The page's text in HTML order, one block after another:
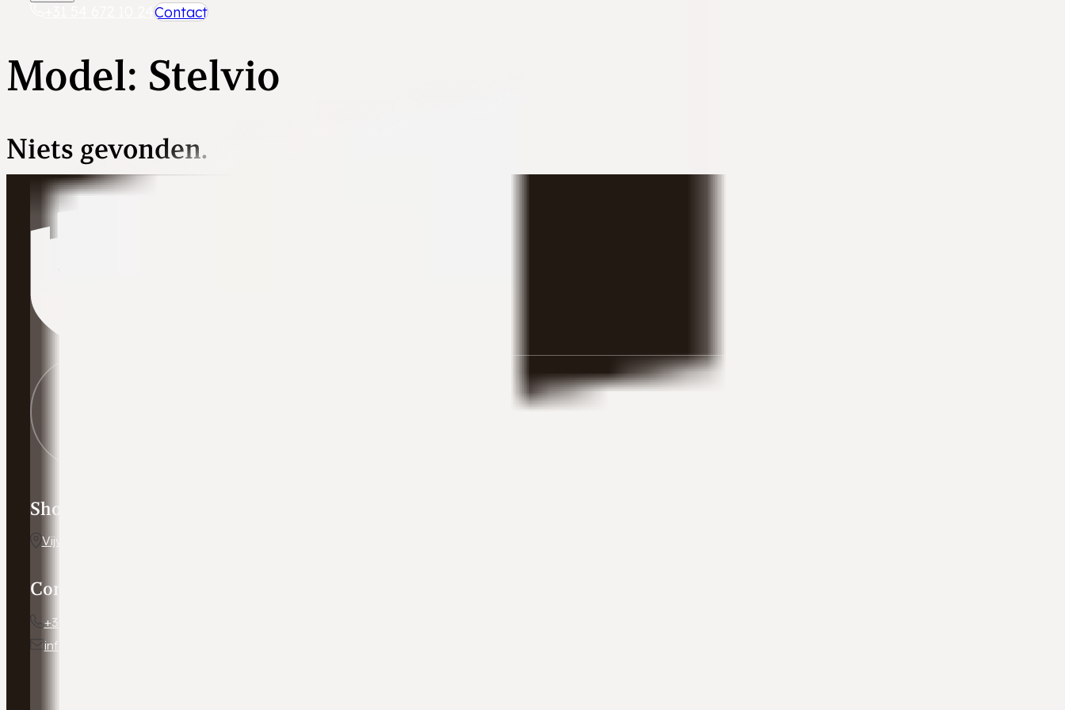
Contact
Model: Stelvio
Niets gevonden.
Showroom adres
Vijverweg 5, 7641 LH Wierden
Contact
+31 54 672 10 24
info@autobedrijfweldam.nl